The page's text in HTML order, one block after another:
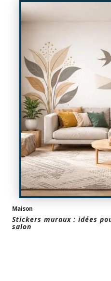
Maison
Stickers muraux : idées
salon